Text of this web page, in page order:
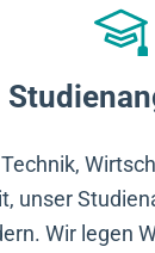
unser
Wir legen